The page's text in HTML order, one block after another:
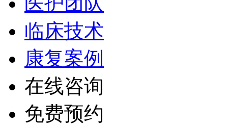
临床技术
康复案例
在线咨询
免费预约